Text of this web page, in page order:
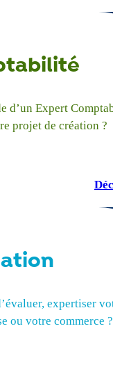
d’un Expert
projet de création ?
expertiser
ou votre commerce ?